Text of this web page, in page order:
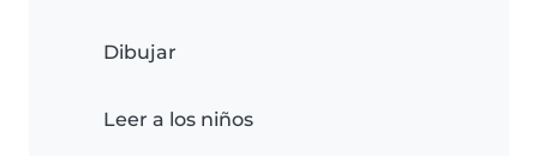
Dibujar
Leer a los niños